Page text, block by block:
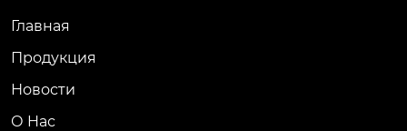
Главная
Продукция
Новости
О Hас